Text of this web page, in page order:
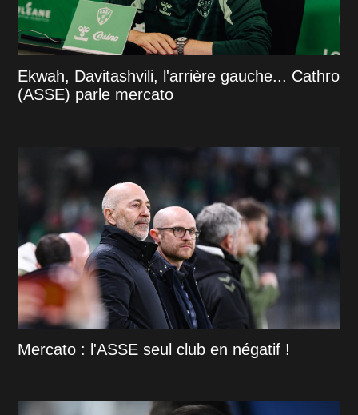
Ekwah, Davitashvili, l'arrière gauche... Cathro
(ASSE) parle mercato
Mercato : l'ASSE seul club en négatif !